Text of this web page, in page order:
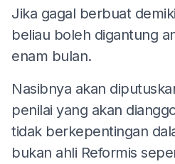
Jika gagal berbuat
beliau boleh digantung
enam bulan.
Nasibnya akan
penilai yang akan
tidak berkepentingan
bukan ahli Reformis